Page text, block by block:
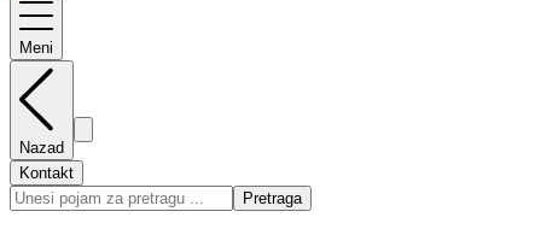
Meni
Nazad
Kontakt
Pretraga